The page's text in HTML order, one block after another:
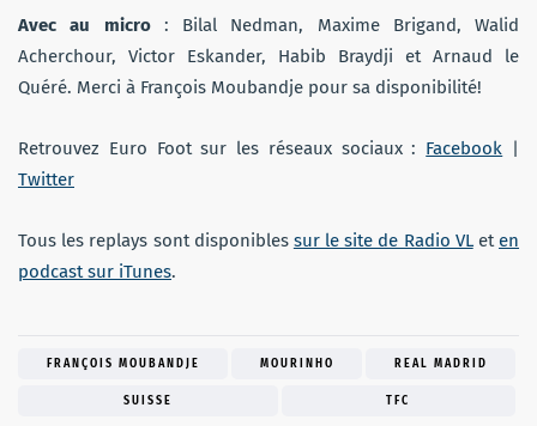
Avec au micro: Bilal Nedman, Maxime Brigand, Walid
Acherchour, Victor Eskander, Habib Braydji et Arnaud le
Quéré. Merci à François Moubandje pour sa disponibilité!
Retrouvez Euro Foot sur les réseaux sociaux : Facebook |
Twitter
Tous les replays sont disponibles sur le site de Radio VLet en
podcast sur iTunes.
FRANÇOIS MOUBANDJE MOURINHO REAL MADRID
SUISSE TFC